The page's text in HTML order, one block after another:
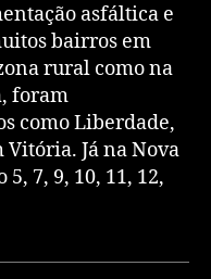
asfáltica e
bairros em
rural como na
foram
como Liberdade,
Vitória. Já na Nova
7, 9, 10, 11, 12,